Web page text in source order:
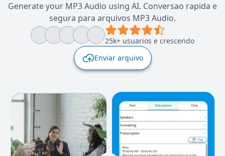
Generate your MP3 Audio using AI. Conversao rapida e
segura para arquivos MP3 Audio.
25k+ usuarios e crescendo
Enviar arquivo